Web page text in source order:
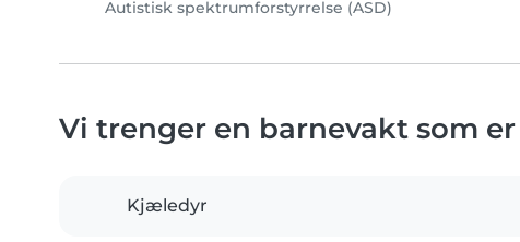
Autistisk spektrumforstyrrelse (ASD)
Vi trenger en barnevakt som
Kjæledyr